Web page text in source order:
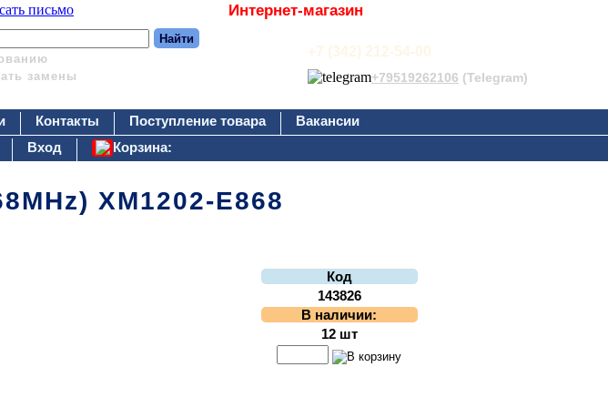
Интернет-магазин
замены
+7 (342) 212-54-00
+79519262106 (Telegram)
Контакты Поступление товара
Вакансии
Вход
Корзина:
XM1202-E868
Код
143826
В наличии:
12 шт